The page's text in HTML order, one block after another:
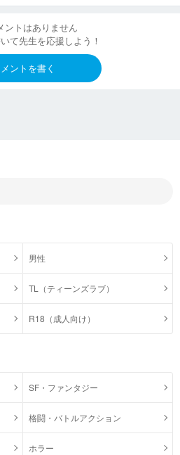
ントはありません
て先生を応援しよう！
ントを書く
男性
TL（ティーンズラブ）
R18（成人向け）
SF・ファンタジー
格闘・バトルアクション
ホラー